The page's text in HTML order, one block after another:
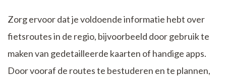
Zorg ervoor dat je voldoende informatie hebt over
fietsroutes in de regio, bijvoorbeeld door gebruik te
maken van gedetailleerde kaarten of handige apps.
Door vooraf de routes te bestuderen en te plannen,